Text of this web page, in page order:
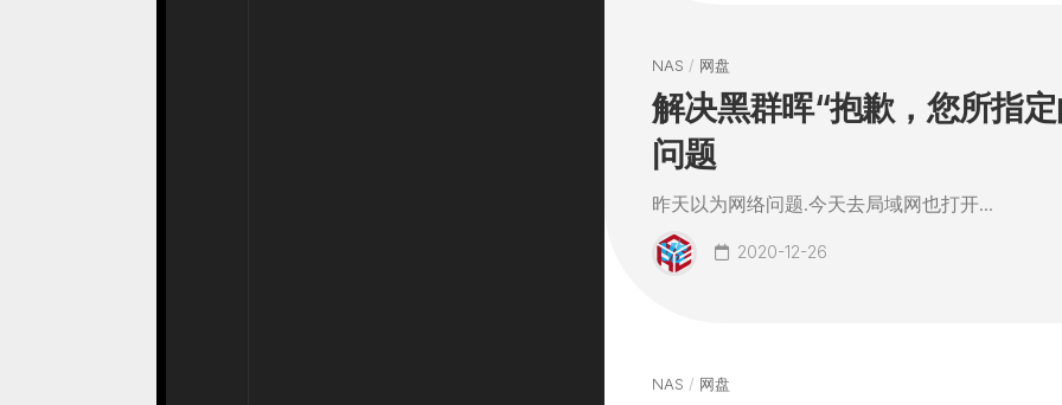
NAS / 网盘
解决黑群晖“抱歉，您所指
问题
昨天以为网络问题.今天去局域网也打开...
2020-12-26
NAS / 网盘